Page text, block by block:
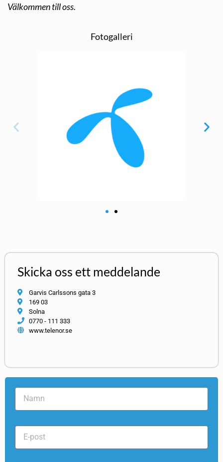
Välkommen till oss.
Fotogalleri
Skicka oss ett meddelande
Garvis Carlssons gata 3
169 03
Solna
0770 - 111 333
www.telenor.se